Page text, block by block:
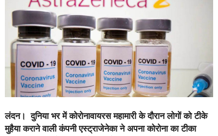
लंदन। दुनिया भर में कोरोनावायरस महामारी के दौरान लोगों को टीके
मुहैया कराने वाली कंपनी एस्ट्राजेनेका ने अपना कोरोना का टीका